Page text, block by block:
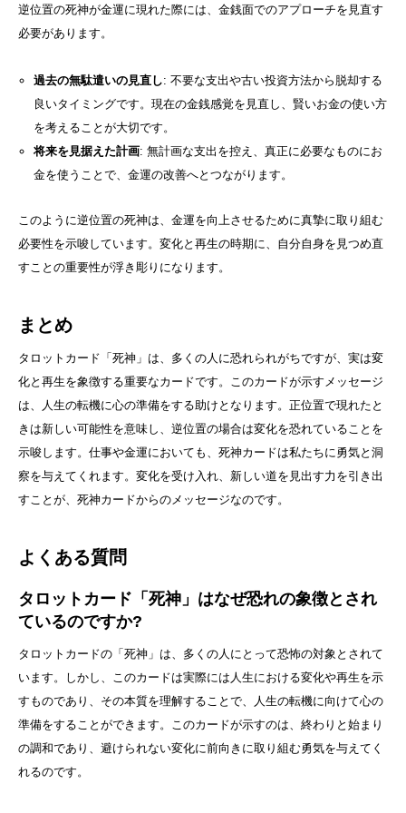
逆位置の死神が金運に現れた際には、金銭面でのアプローチを見直す
必要があります。
過去の無駄遣いの見直し: 不要な支出や古い投資方法から脱却する
良いタイミングです。現在の金銭感覚を見直し、賢いお金の使い方
を考えることが大切です。
将来を見据えた計画: 無計画な支出を控え、真正に必要なものにお
金を使うことで、金運の改善へとつながります。
このように逆位置の死神は、金運を向上させるために真摯に取り組む
必要性を示唆しています。変化と再生の時期に、自分自身を見つめ直
すことの重要性が浮き彫りになります。
まとめ
タロットカード「死神」は、多くの人に恐れられがちですが、実は変
化と再生を象徴する重要なカードです。このカードが示すメッセージ
は、人生の転機に心の準備をする助けとなります。正位置で現れたと
きは新しい可能性を意味し、逆位置の場合は変化を恐れていることを
示唆します。仕事や金運においても、死神カードは私たちに勇気と洞
察を与えてくれます。変化を受け入れ、新しい道を見出す力を引き出
すことが、死神カードからのメッセージなのです。
よくある質問
タロットカード「死神」はなぜ恐れの象徴とされ
ているのですか?
タロットカードの「死神」は、多くの人にとって恐怖の対象とされて
います。しかし、このカードは実際には人生における変化や再生を示
すものであり、その本質を理解することで、人生の転機に向けて心の
準備をすることができます。このカードが示すのは、終わりと始まり
の調和であり、避けられない変化に前向きに取り組む勇気を与えてく
れるのです。